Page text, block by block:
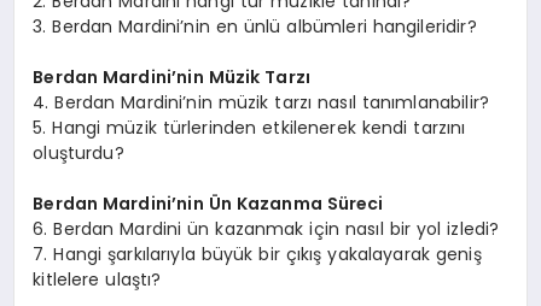
3. Berdan Mardini’nin en ünlü albümleri hangileridir?
Berdan Mardini’nin Müzik Tarzı
4. Berdan Mardini’nin müzik tarzı nasıl tanımlanabilir?
5. Hangi müzik türlerinden etkilenerek kendi tarzını
oluşturdu?
Berdan Mardini’nin Ün Kazanma Süreci
6. Berdan Mardini ün kazanmak için nasıl bir yol izledi?
7. Hangi şarkılarıyla büyük bir çıkış yakalayarak geniş
kitlelere ulaştı?